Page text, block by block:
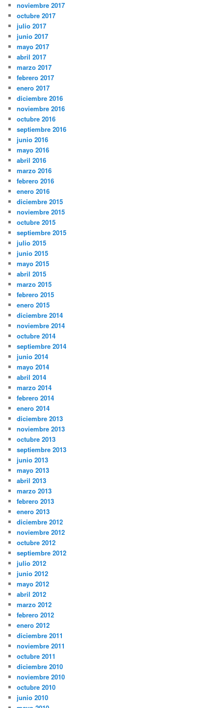
noviembre 2017
octubre 2017
julio 2017
junio 2017
mayo 2017
abril 2017
marzo 2017
febrero 2017
enero 2017
diciembre 2016
noviembre 2016
octubre 2016
septiembre 2016
junio 2016
mayo 2016
abril 2016
marzo 2016
febrero 2016
enero 2016
diciembre 2015
noviembre 2015
octubre 2015
septiembre 2015
julio 2015
junio 2015
mayo 2015
abril 2015
marzo 2015
febrero 2015
enero 2015
diciembre 2014
noviembre 2014
octubre 2014
septiembre 2014
junio 2014
mayo 2014
abril 2014
marzo 2014
febrero 2014
enero 2014
diciembre 2013
noviembre 2013
octubre 2013
septiembre 2013
junio 2013
mayo 2013
abril 2013
marzo 2013
febrero 2013
enero 2013
diciembre 2012
noviembre 2012
octubre 2012
septiembre 2012
julio 2012
junio 2012
mayo 2012
abril 2012
marzo 2012
febrero 2012
enero 2012
diciembre 2011
noviembre 2011
octubre 2011
diciembre 2010
noviembre 2010
octubre 2010
junio 2010